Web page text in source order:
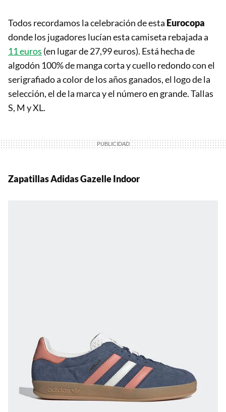
Todos recordamos la celebración de esta Eurocopa
donde los jugadores lucían esta camiseta rebajada a
11 euros (en lugar de 27,99 euros). Está hecha de
algodón 100% de manga corta y cuello redondo con el
serigrafiado a color de los años ganados, el logo de la
selección, el de la marca y el número en grande. Tallas
S, M y XL.
Zapatillas Adidas Gazelle Indoor